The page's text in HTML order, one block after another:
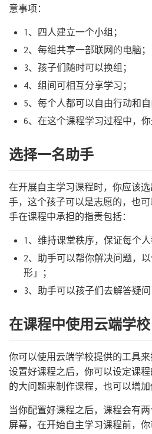
意事项：
1、四人建立一个小组；
2、每组共享一部联网的电脑；
3、孩子们随时可以换组；
4、组间可相互分享学习；
5、每个人都可以自由行动和自
6、在这个课程学习过程中，你
选择一名助手
在开展自主学习课程时，你应该
手，这个孩子可以是志愿的，也
手在课程中承担的指责包括：
1、维持课堂秩序，保证每个
2、助手可以帮你解决问题，
形」；
3、助手可以孩子们去解答疑
在课程中使用云端学校
你可以使用云端学校提供的工具
设置好课程之后，你可以设定课
的大问题来制作课程，也可以增加
当你配置好课程之后，课程会有
屏幕，在开始自主学习课程前，